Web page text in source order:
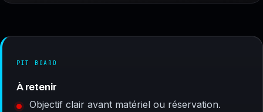
PIT BOARD
À retenir
Objectif clair avant matériel ou réservation.